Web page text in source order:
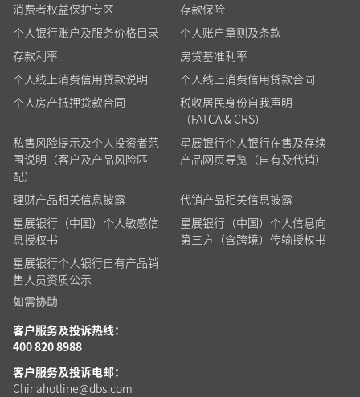
消费者权益保护专区
存款保险
个人银行账户及服务价格目录
个人账户章则及条款
存款利率
房贷基准利率
个人线上消费信用贷款说明
个人线上消费信用贷款合同
个人房产抵押贷款合同
税收居民身份自我声明
（FATCA & CRS）
私售风险提示及个人投资者范
围说明（客户及产品风险匹
配）
星展银行个人银行在售及存续
产品网页导览（自有及代销）
理财产品相关信息披露
代销产品相关信息披露
星展银行（中国）个人敏感信
息授权书
星展银行（中国）个人信息向
第三方（含跨境）传输授权书
星展银行个人银行自有产品销
售人员资质公示
如需协助
客户服务及投诉热线：
400 820 8988
客户服务及投诉电邮：
Chinahotline@dbs.com